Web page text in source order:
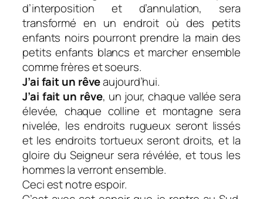
d’interposition et d’annulation, sera
transformé en un endroit où des petits
enfants noirs pourront prendre la main des
petits enfants blancs et marcher ensemble
comme frères et soeurs.
J’ai fait un rêveaujourd’hui.
J’ai fait un rêve, un jour, chaque vallée sera
élevée, chaque colline et montagne sera
nivelée, les endroits rugueux seront lissés
et les endroits tortueux seront droits, et la
gloire du Seigneur sera révélée, et tous les
hommes la verront ensemble.
Ceci est notre espoir.